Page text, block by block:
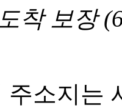
착 보장(
주소지는